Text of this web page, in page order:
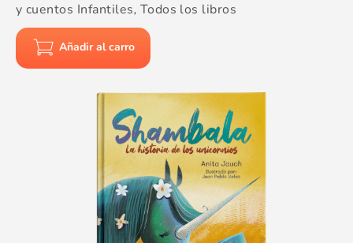
y cuentos Infantiles, Todos los libros
Añadir al carro